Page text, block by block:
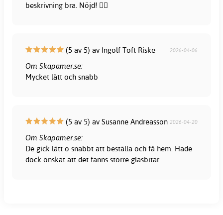
beskrivning bra. Nöjd! 👍🏻
(5 av 5) av Ingolf Toft Riske 2026-04-06
Om Skapamer.se:
Mycket lätt och snabb
(5 av 5) av Susanne Andreasson 2026-04-20
Om Skapamer.se:
De gick lätt o snabbt att beställa och få hem. Hade
dock önskat att det fanns större glasbitar.